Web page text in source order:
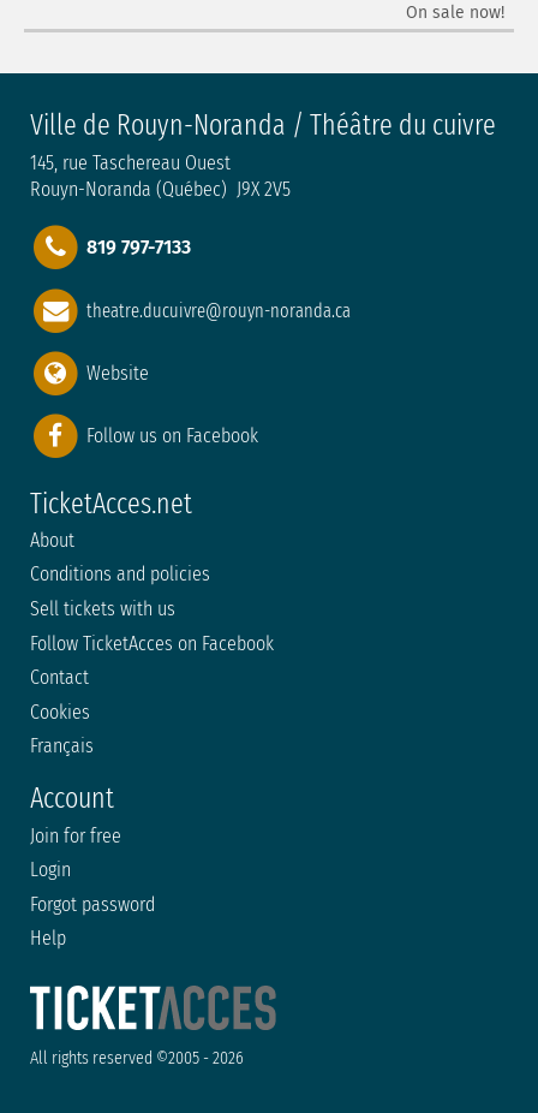
On sale now!
Ville de Rouyn-Noranda / Théâtre du cuivre
145, rue Taschereau Ouest
Rouyn-Noranda (Québec) J9X 2V5
819 797-7133
theatre.ducuivre@rouyn-noranda.ca
Website
Follow us on Facebook
TicketAcces.net
About
Conditions and policies
Sell tickets with us
Follow TicketAcces on Facebook
Contact
Cookies
Français
Account
Join for free
Login
Forgot password
Help
All rights reserved ©2005 - 2026